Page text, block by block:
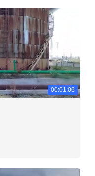
00:01:06